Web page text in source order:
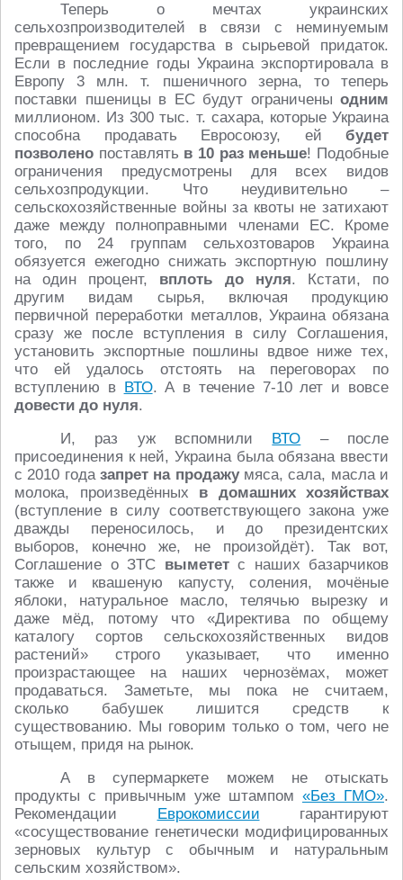
Теперь о мечтах украинских
сельхозпроизводителей в связи с неминуемым
превращением государства в сырьевой придаток.
Если в последние годы Украина экспортировала в
Европу 3 млн. т. пшеничного зерна, то теперь
поставки пшеницы в ЕС будут ограничены одним
миллионом. Из 300 тыс. т. сахара, которые Украина
способна продавать Евросоюзу, ей будет
позволено поставлять в 10 раз меньше! Подобные
ограничения предусмотрены для всех видов
сельхозпродукции. Что неудивительно –
сельскохозяйственные войны за квоты не затихают
даже между полноправными членами ЕС. Кроме
того, по 24 группам сельхозтоваров Украина
обязуется ежегодно снижать экспортную пошлину
на один процент, вплоть до нуля. Кстати, по
другим видам сырья, включая продукцию
первичной переработки металлов, Украина обязана
сразу же после вступления в силу Соглашения,
установить экспортные пошлины вдвое ниже тех,
что ей удалось отстоять на переговорах по
вступлению в ВТО. А в течение 7-10 лет и вовсе
довести до нуля.
И, раз уж вспомнили ВТО – после
присоединения к ней, Украина была обязана ввести
с 2010 года запрет на продажумяса, сала, масла и
молока, произведённых в домашних хозяйствах
(вступление в силу соответствующего закона уже
дважды переносилось, и до президентских
выборов, конечно же, не произойдёт). Так вот,
Соглашение о ЗТС вымететс наших базарчиков
также и квашеную капусту, соления, мочёные
яблоки, натуральное масло, телячью вырезку и
даже мёд, потому что «Директива по общему
каталогу сортов сельскохозяйственных видов
растений» строго указывает, что именно
произрастающее на наших чернозёмах, может
продаваться. Заметьте, мы пока не считаем,
сколько бабушек лишится средств к
существованию. Мы говорим только о том, чего не
отыщем, придя на рынок.
А в супермаркете можем не отыскать
продукты с привычным уже штампом «Без ГМО».
Рекомендации Еврокомиссии гарантируют
«сосуществование генетически модифицированных
зерновых культур с обычным и натуральным
сельским хозяйством».